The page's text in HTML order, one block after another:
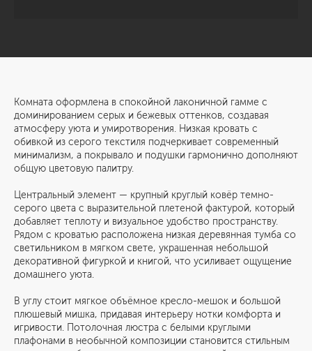
Комната оформлена в спокойной лаконичной гамме с
доминированием серых и бежевых оттенков, создавая
атмосферу уюта и умиротворения. Низкая кровать с
обивкой из серого текстиля подчеркивает современный
минимализм, а покрывало и подушки гармонично дополняют
общую цветовую палитру.
Центральный элемент — крупный круглый ковёр темно-
серого цвета с выразительной плетеной фактурой, который
добавляет теплоту и визуальное удобство пространству.
Рядом с кроватью расположена низкая деревянная тумба со
светильником в мягком свете, украшенная небольшой
декоративной фигуркой и книгой, что усиливает ощущение
домашнего уюта.
В углу стоит мягкое объёмное кресло-мешок и большой
плюшевый мишка, придавая интерьеру нотки комфорта и
игривости. Потолочная люстра с белыми круглыми
плафонами в необычной композиции становится стильным